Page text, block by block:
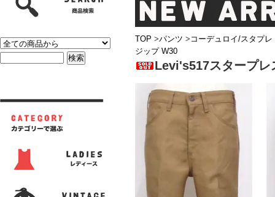
TOP >パンツ > コーデュロイ/スタプレ
ジップ W30
Levi's517スタープレ